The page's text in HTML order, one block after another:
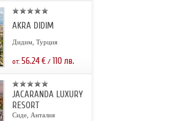
AKRA DIDIM
Дидим, Турция
от: 56.24€/ 110 лв.
JACARANDA LUXURY
RESORT
Сиде, Анталия